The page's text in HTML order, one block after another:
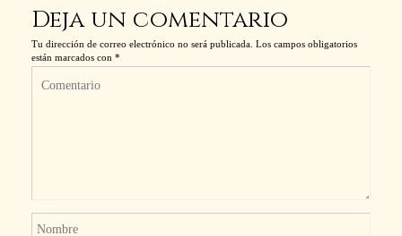
Deja un comentario
Tu dirección de correo electrónico no será publicada. Los campos obligatorios
están marcados con *